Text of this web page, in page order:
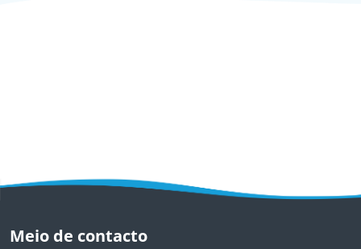
Meio de contacto